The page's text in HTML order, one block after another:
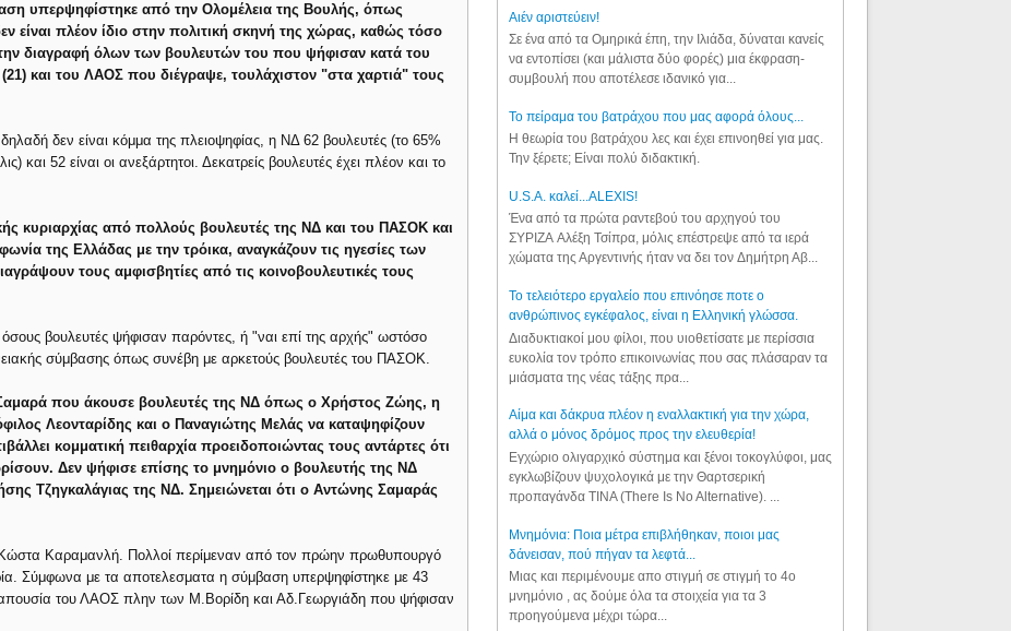
υπερψηφίστηκε από την Ολομέλεια της Βουλής, όπως
είναι πλέον ίδιο στην πολιτική σκηνή της χώρας, καθώς τόσο
διαγραφή όλων των βουλευτών του που ψήφισαν κατά του
και του ΛΑΟΣ που διέγραψε, τουλάχιστον "στα χαρτιά" τους
δεν είναι κόμμα της πλειοψηφίας, η ΝΔ 62 βουλευτές (το 65%
και 52 είναι οι ανεξάρτητοι. Δεκατρείς βουλευτές έχει πλέον και το
κυριαρχίας από πολλούς βουλευτές της ΝΔ και του ΠΑΣΟΚ και
της Ελλάδας με την τρόικα, αναγκάζουν τις ηγεσίες των
τους αμφισβητίες από τις κοινοβουλευτικές τους
βουλευτές ψήφισαν παρόντες, ή "ναι επί της αρχής" ωστόσο
σύμβασης όπως συνέβη με αρκετούς βουλευτές του ΠΑΣΟΚ.
που άκουσε βουλευτές της ΝΔ όπως ο Χρήστος Ζώης, η
Λεονταρίδης και ο Παναγιώτης Μελάς να καταψηφίζουν
κομματική πειθαρχία προειδοποιώντας τους αντάρτες ότι
Δεν ψήφισε επίσης το μνημόνιο ο βουλευτής της ΝΔ
Τζηγκαλάγιας της ΝΔ. Σημειώνεται ότι ο Αντώνης Σαμαράς
Καραμανλή. Πολλοί περίμεναν από τον πρώην πρωθυπουργό
Σύμφωνα με τα αποτελεσματα η σύμβαση υπερψηφίστηκε με 43
του ΛΑΟΣ πλην των Μ.Βορίδη και Αδ.Γεωργιάδη που ψήφισαν
Aιέν αριστεύειν!
Σε ένα από τα Ομηρικά έπη, την Ιλιάδα, δύναται κανείς
να εντοπίσει (και μάλιστα δύο φορές) μια έκφραση-
συμβουλή που αποτέλεσε ιδανικό για...
Το πείραμα του βατράχου που μας αφορά όλους...
Η θεωρία του βατράχου λες και έχει επινοηθεί για μας.
Την ξέρετε; Είναι πολύ διδακτική.
U.S.A. καλεί...ALEXIS!
Ένα από τα πρώτα ραντεβού του αρχηγού του
ΣΥΡΙΖΑ Αλέξη Τσίπρα, μόλις επέστρεψε από τα ιερά
χώματα της Αργεντινής ήταν να δει τον Δημήτρη Αβ...
Το τελειότερο εργαλείο που επινόησε ποτε ο
ανθρώπινος εγκέφαλος, είναι η Ελληνική γλώσσα.
Διαδυκτιακοί μου φίλοι, που υιοθετίσατε με περίσσια
ευκολία τον τρόπο επικοινωνίας που σας πλάσαραν τα
μιάσματα της νέας τάξης πρα...
Αίμα και δάκρυα πλέον η εναλλακτική για την χώρα,
αλλά ο μόνος δρόμος προς την ελευθερία!
Εγχώριο ολιγαρχικό σύστημα και ξένοι τοκογλύφοι, μας
εγκλωβίζουν ψυχολογικά με την Θαρτσερική
προπαγάνδα TINA (There Is No Alternative). ...
Μνημόνια: Ποια μέτρα επιβλήθηκαν, ποιοι μας
δάνεισαν, πού πήγαν τα λεφτά...
Μιας και περιμένουμε απο στιγμή σε στιγμή το 4ο
μνημόνιο , ας δούμε όλα τα στοιχεία για τα 3
προηγούμενα μέχρι τώρα...